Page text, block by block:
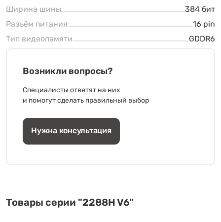
Ширина шины
384 бит
Разъём питания
16 pin
Тип видеопамяти
GDDR6
Возникли вопросы?
Специалисты ответят на них
и помогут сделать правильный выбор
Нужна консультация
Товары серии "2288H V6"